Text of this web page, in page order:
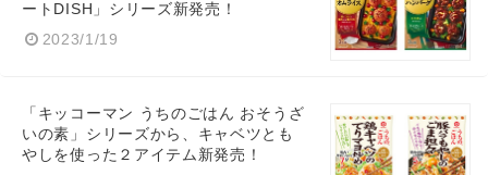
ートDISH」シリーズ新発売！
2023/1/19
「キッコーマン うちのごはん おそうざ
いの素」シリーズから、キャベツとも
やしを使った２アイテム新発売！